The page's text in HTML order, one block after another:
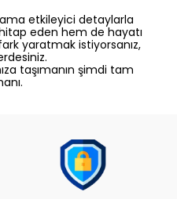
ama etkileyici detaylarla
eden hem de hayatı
yaratmak istiyorsanız,
taşımanın şimdi tam